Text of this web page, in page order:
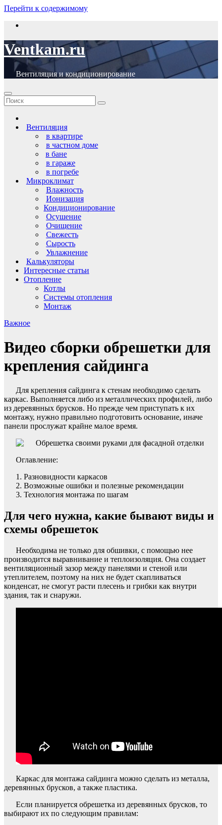
Перейти к содержимому
Ventkam.ru
Вентиляция и кондиционирование
Вентиляция
в квартире
в частном доме
в бане
в гараже
в погребе
Микроклимат
Влажность
Ионизация
Кондиционирование
Осушение
Очищение
Свежесть
Сырость
Увлажнение
Калькуляторы
Интересные статьи
Отопление
Котлы
Системы отопления
Монтаж
Важное
Видео сборки обрешетки для
крепления сайдинга
Для крепления сайдинга к стенам необходимо сделать
каркас. Выполняется либо из металлических профилей, либо
из деревянных брусков. Но прежде чем приступать к их
монтажу, нужно правильно подготовить основание, иначе
панели прослужат крайне малое время.
Оглавление:
Разновидности каркасов
Возможные ошибки и полезные рекомендации
Технология монтажа по шагам
Для чего нужна, какие бывают виды и
схемы обрешеток
Необходима не только для обшивки, с помощью нее
производится выравнивание и теплоизоляция. Она создает
вентиляционный зазор между панелями и стеной или
утеплителем, поэтому на них не будет скапливаться
конденсат, не смогут расти плесень и грибки как внутри
здания, так и снаружи.
Каркас для монтажа сайдинга можно сделать из металла,
деревянных брусков, а также пластика.
Если планируется обрешетка из деревянных брусков, то
выбирают их по следующим правилам: